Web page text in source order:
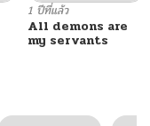
1 ปีที่แล้ว
All demons are
my servants